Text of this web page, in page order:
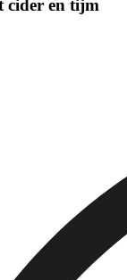
cider en tijm